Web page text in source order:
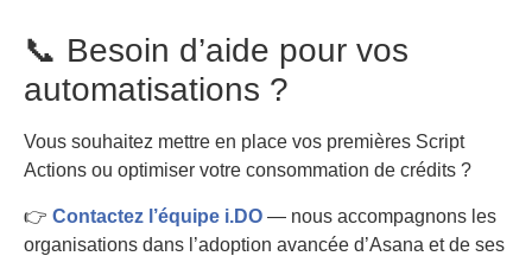
📞 Besoin d’aide pour vos
automatisations ?
Vous souhaitez mettre en place vos premières Script
Actions ou optimiser votre consommation de crédits ?
👉 Contactez l’équipe i.DO — nous accompagnons les
organisations dans l’adoption avancée d’Asana et de ses